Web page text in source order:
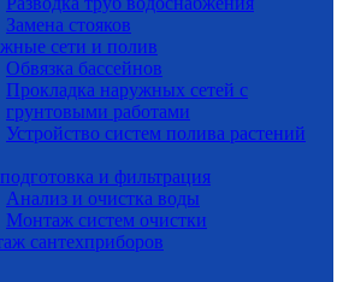
Замена стояков
сети и полив
Обвязка бассейнов
Прокладка наружных сетей с
грунтовыми работами
Устройство систем полива растений
и фильтрация
Анализ и очистка воды
Монтаж систем очистки
сантехприборов